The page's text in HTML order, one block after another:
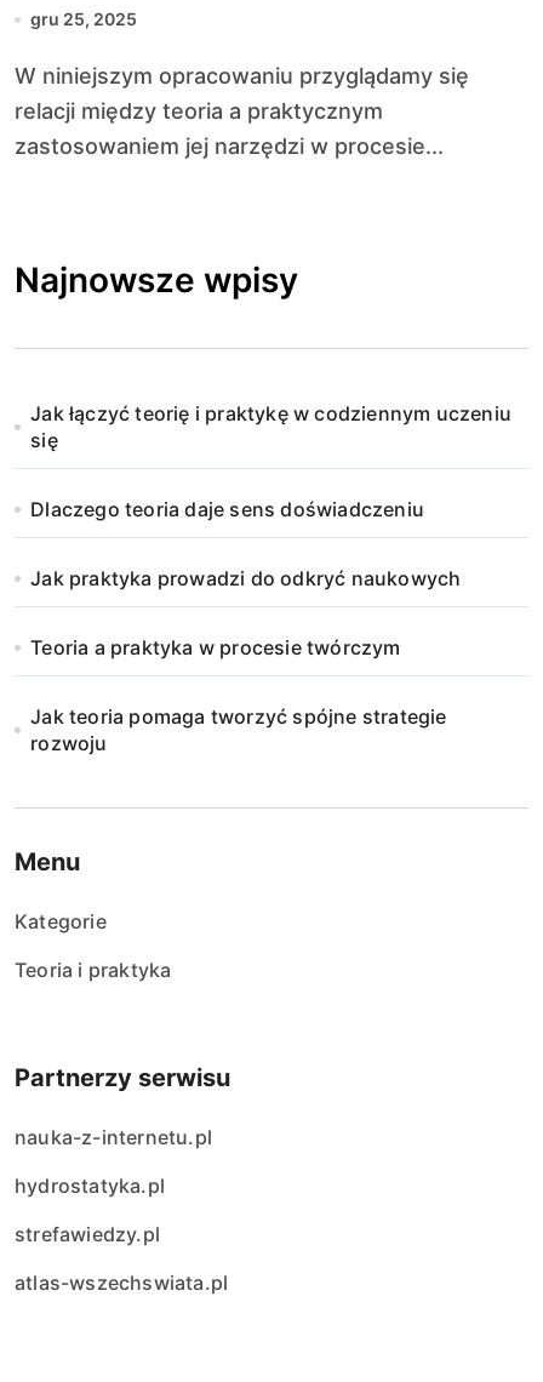
gru 25, 2025
W niniejszym opracowaniu przyglądamy się
relacji między teoria a praktycznym
zastosowaniem jej narzędzi w procesie...
Najnowsze wpisy
Jak łączyć teorię i praktykę w codziennym uczeniu
się
Dlaczego teoria daje sens doświadczeniu
Jak praktyka prowadzi do odkryć naukowych
Teoria a praktyka w procesie twórczym
Jak teoria pomaga tworzyć spójne strategie
rozwoju
Menu
Kategorie
Teoria i praktyka
Partnerzy serwisu
nauka-z-internetu.pl
hydrostatyka.pl
strefawiedzy.pl
atlas-wszechswiata.pl